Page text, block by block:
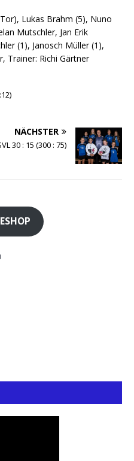
Lukas Brahm (5), Nuno
Mutschler, Jan Erik
(1), Janosch Müller (1),
Trainer: Richi Gärtner
NÄCHSTER
30 : 15 (300 : 75)